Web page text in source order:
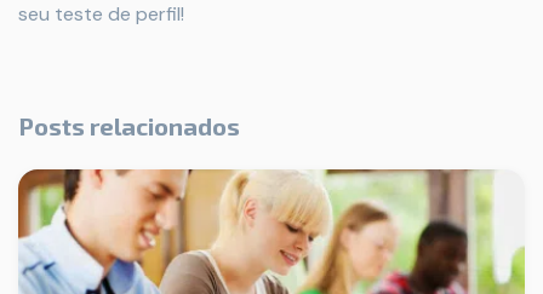
seu teste de perfil!
Posts relacionados